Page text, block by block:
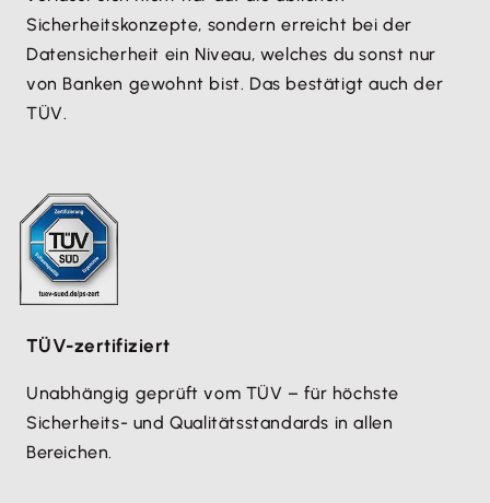
Sicherheitskonzepte, sondern erreicht bei der
Datensicherheit ein Niveau, welches du sonst nur
von Banken gewohnt bist. Das bestätigt auch der
TÜV.
TÜV-zertifiziert
Unabhängig geprüft vom TÜV – für höchste
Sicherheits- und Qualitätsstandards in allen
Bereichen.